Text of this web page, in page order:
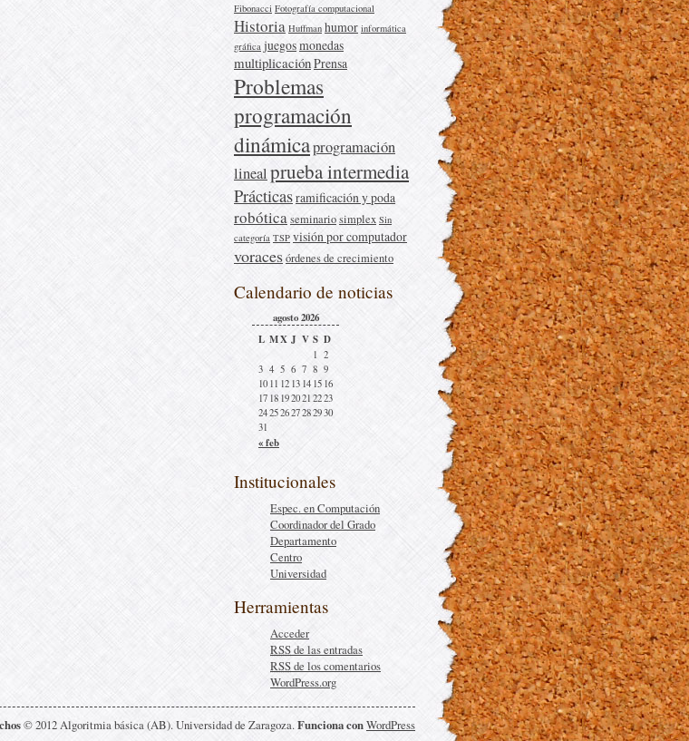
Fibonacci Fotografía computacional
Historia Huffman humor informática
gráfica juegosmonedas
multiplicaciónPrensa
Problemas
programación
dinámicaprogramación
linealprueba intermedia
Prácticasramificación y poda
robóticaseminariosimplex Sin
categoría TSP visión por computador
voracesórdenes de crecimiento
Calendario de noticias
agosto 2026
L MX J V S D
« feb
1 2
3 4 5 6 7 8 9
10 11 12 13 14 15 16
17 18 192021 2223
24252627282930
31
Institucionales
Espec. en Computación
Coordinador del Grado
Departamento
Centro
Universidad
Herramientas
Acceder
RSSde las entradas
RSSde los comentarios
WordPress.org
© 2012 Algoritmia básica (AB). Universidad de Zaragoza.Funciona conWordPress